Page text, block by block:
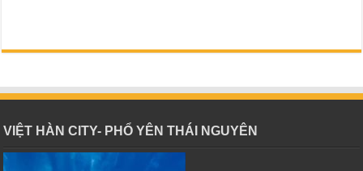
VIỆT HÀN CITY- PHỔ YÊN THÁI NGUYÊN